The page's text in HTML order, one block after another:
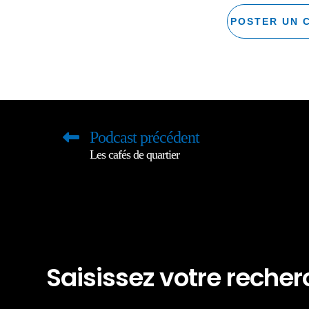
Podcast précédent
Les cafés de quartier
Saisissez votre